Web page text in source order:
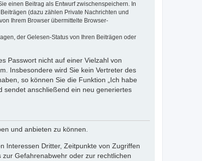
einen Beitrag als Entwurf zwischenspeichern. In
(dazu zählen Private Nachrichten und
Ihrem Browser übermittelte Browser-
der Gelesen-Status von Ihren Beiträgen oder
Passwort nicht auf einer Vielzahl von
Insbesondere wird Sie kein Vertreter des
so können Sie die Funktion „Ich habe
sendet anschließend ein neu generiertes
und anbieten zu können.
Interessen Dritter, Zeitpunkte von Zugriffen
Gefahrenabwehr oder zur rechtlichen